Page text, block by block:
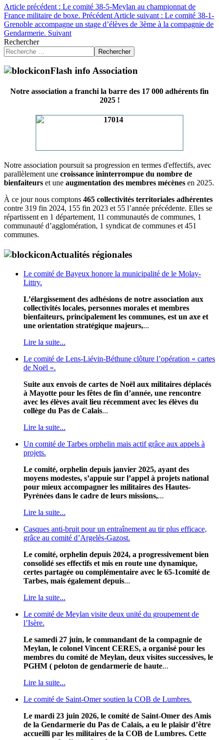
Article précédent : Le comité 38-5-Meylan au championnat de
France militaire de boxe. Précédent Article suivant : Le comité 38-1-
Grenoble accompagne un stage d’élèves de 3ème à la compagnie de
Gendarmerie. Suivant
Rechercher
Rechercher
Flash info Association
Notre association a franchi la barre des 17 000 adhérents fin
2025 !
Notre association poursuit sa progression en termes d'effectifs, avec
parallèlement une croissance ininterrompue du nombre de
bienfaiteurs et une augmentation des membres mécènes en 2025.
À ce jour nous comptons 465 collectivités territoriales adhérentes
contre 319 fin 2024, 155 fin 2023 et 55 l’année précédente. Elles se
répartissent en 1 département, 11 communautés de communes, 1
communauté d’agglomération, 1 syndicat de communes et 451
communes.
Actualités régionales
Le comité de Bayeux honore la municipalité de le Molay-
Littry.
L’élargissement des adhésions de notre association aux
collectivités locales, personnes morales et membres
bienfaiteurs, principalement les communes, est un axe et
une orientation stratégique majeurs,...
Lire la suite...
Le comité de Lens-Liévin-Béthune clôture l’opération « cartes
de Noël ».
Suite aux envois de cartes de Noël aux militaires déplacés
à Mayotte pour les fêtes de fin d’année, une rencontre
avec les élèves avait lieu récemment avec les élèves du
collège du Pas de Calais...
Lire la suite...
Un comité de Tarbes orphelin mais actif grâce aux appels à
projets.
Le comité, orphelin depuis janvier 2025, ayant des
moyens modestes, s’appuie sur l’appel à projets national
pour mieux accompagner les militaires des Hautes-
Pyrénées dans le cadre de leurs missions,...
Lire la suite...
Casques anti-bruit pour un entraînement au tir plus efficace,
grâce au comité d’Argelès-Gazost.
Le comité, orphelin depuis 2024, a progressivement bien
consolidé ses effectifs et mis en route une dynamique,
certes partagée ou complémentaire avec le 65-1comité de
Tarbes, mais également depuis...
Lire la suite...
Le comité de Meylan visite deux unité du groupement de
l’Isère.
Le samedi 27 juin, le commandant de la compagnie de
Meylan, le colonel Vincent CERES, a organisé pour les
membres du comité de Meylan, deux visites successives, le
PGHM ( peloton de gendarmerie de haute...
Lire la suite...
Le comité de Saint-Omer soutien la COB de Lumbres.
Le mardi 23 juin 2026, le comité de Saint-Omer des Amis
de la Gendarmerie du Pas de Calais, a eu le plaisir d’être
accueilli par les militaires de la COB de Lumbres. Cette